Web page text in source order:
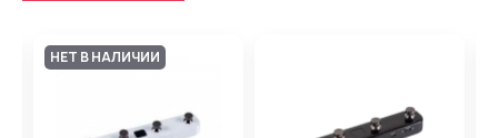
НЕТ В НАЛИЧИИ